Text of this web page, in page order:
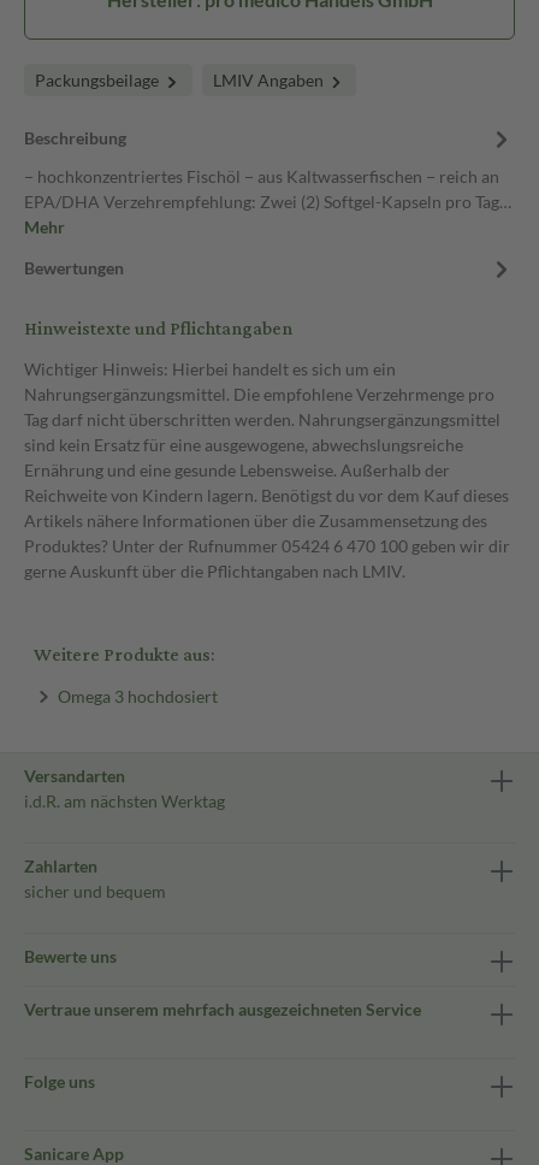
Packungsbeilage LMIV Angaben
Beschreibung
− hochkonzentriertes Fischöl − aus Kaltwasserfischen − reich an
EPA/DHA Verzehrempfehlung: Zwei (2) Softgel-Kapseln pro Tag…
Mehr
Bewertungen
Hinweistexte und Pflichtangaben
Wichtiger Hinweis: Hierbei handelt es sich um ein
Nahrungsergänzungsmittel. Die empfohlene Verzehrmenge pro
Tag darf nicht überschritten werden. Nahrungsergänzungsmittel
sind kein Ersatz für eine ausgewogene, abwechslungsreiche
Ernährung und eine gesunde Lebensweise. Außerhalb der
Reichweite von Kindern lagern. Benötigst du vor dem Kauf dieses
Artikels nähere Informationen über die Zusammensetzung des
Produktes? Unter der Rufnummer 05424 6 470 100 geben wir dir
gerne Auskunft über die Pflichtangaben nach LMIV.
Weitere Produkte aus:
Omega 3 hochdosiert
Versandarten
i.d.R. am nächsten Werktag
Zahlarten
sicher und bequem
Bewerte uns
Vertraue unserem mehrfach ausgezeichneten Service
Folge uns
Sanicare App